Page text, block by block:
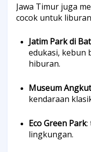
Jawa Timur juga
cocok untuk
Jatim Park di
edukasi, kebun
hiburan.
Museum Angkut
kendaraan
Eco Green Park:
lingkungan.